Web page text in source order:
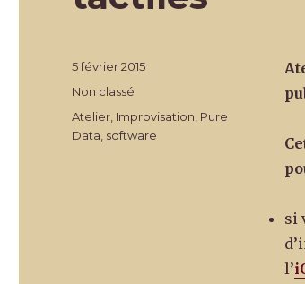
si
l’
Publié
5 février 2015
Catégories
Non classé
Étiquettes
Atelier Improvisation Pure
Data software